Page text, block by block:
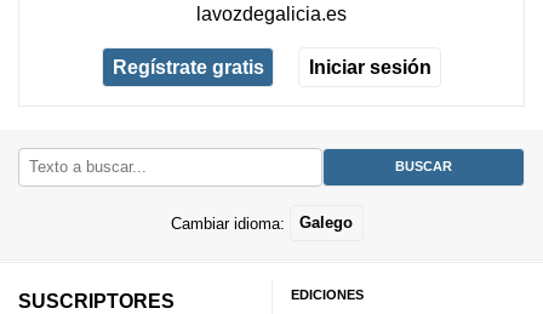
lavozdegalicia.es
Regístrate gratis Iniciar sesión
Cambiar idioma: Galego
SUSCRIPTORES
EDICIONES